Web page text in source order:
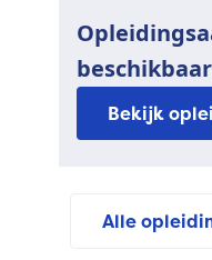
beschikbaar
Bekijk
Alle